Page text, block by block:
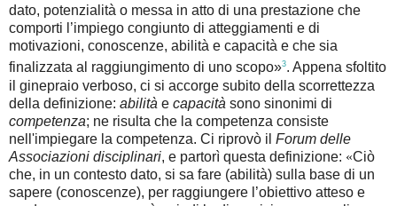
dato, potenzialità o messa in atto di una prestazione che
comporti l’impiego congiunto di atteggiamenti e di
motivazioni, conoscenze, abilità e capacità e che sia
finalizzata al raggiungimento di uno scopo»3. Appena sfoltito
il ginepraio verboso, ci si accorge subito della scorrettezza
della definizione: abilità e capacità sono sinonimi di
competenza; ne risulta che la competenza consiste
nell'impiegare la competenza. Ci riprovò il Forum delle
Associazioni disciplinari, e partorì questa definizione: «Ciò
che, in un contesto dato, si sa fare (abilità) sulla base di un
sapere (conoscenze), per raggiungere l’obiettivo atteso e